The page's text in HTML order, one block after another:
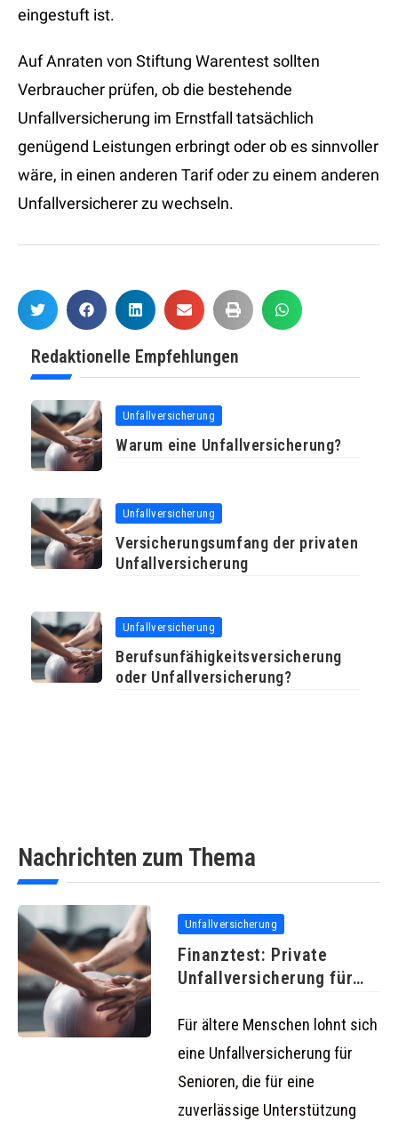
eingestuft ist.
Auf Anraten von Stiftung Warentest sollten
Verbraucher prüfen, ob die bestehende
Unfallversicherung im Ernstfall tatsächlich
genügend Leistungen erbringt oder ob es sinnvoller
wäre, in einen anderen Tarif oder zu einem anderen
Unfallversicherer zu wechseln.
Redaktionelle Empfehlungen
Unfallversicherung
Warum eine Unfallversicherung?
Unfallversicherung
Versicherungsumfang der privaten
Unfallversicherung
Unfallversicherung
Berufsunfähigkeitsversicherung
oder Unfallversicherung?
Nachrichten zum Thema
Unfallversicherung
Finanztest: Private
Unfallversicherung für
Für ältere Menschen lohnt sich
eine Unfallversicherung für
Senioren, die für eine
zuverlässige Unterstützung